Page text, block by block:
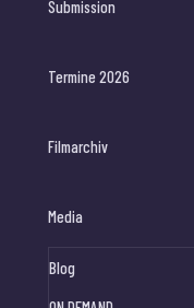
Submission
Termine 2026
Filmarchiv
Media
Blog